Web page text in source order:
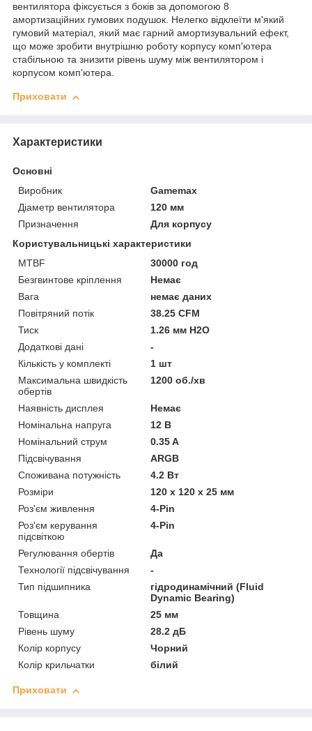
вентилятора фіксується з боків за допомогою 8
амортизаційних гумових подушок. Нелегко відклеїти м'який
гумовий матеріал, який має гарний амортизувальний ефект,
що може зробити внутрішню роботу корпусу комп'ютера
стабільною та знизити рівень шуму між вентилятором і
корпусом комп'ютера.
Приховати
Характеристики
Основні
Виробник
Gamemax
Діаметр вентилятора
120 мм
Призначення
Для корпусу
Користувальницькі характеристики
MTBF
30000 год
Безгвинтове кріплення
Немає
Вага
немає даних
Повітряний потік
38.25 CFM
Тиск
1.26 мм H2O
Додаткові дані
-
Кількість у комплекті
1 шт
Максимальна швидкість
обертів
1200 об./хв
Наявність дисплея
Немає
Номінальна напруга
12 В
Номінальний струм
0.35 A
Підсвічування
ARGB
Споживана потужність
4.2 Вт
Розміри
120 х 120 х 25 мм
Роз'єм живлення
4-Pin
Роз'єм керування
підсвіткою
4-Pin
Регулювання обертів
Да
Технології підсвічування
-
Тип підшипника
гідродинамічний (Fluid
Dynamic Bearing)
Товщина
25 мм
Рівень шуму
28.2 дБ
Колір корпусу
Чорний
Колір крильчатки
білий
Приховати